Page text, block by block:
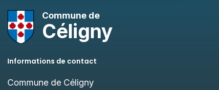
Commune de
Céligny
Informations de contact
Commune de Céligny